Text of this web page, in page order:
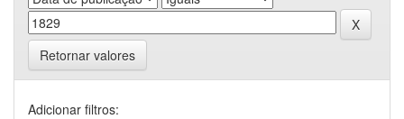
Retornar valores
Adicionar filtros: